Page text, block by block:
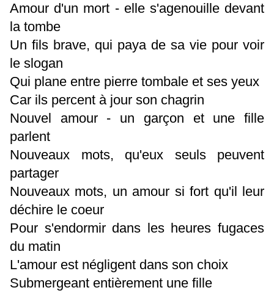
Amour d'un mort - elle s'agenouille devant
la tombe
Un fils brave, qui paya de sa vie pour voir
le slogan
Qui plane entre pierre tombale et ses yeux
Car ils percent à jour son chagrin
Nouvel amour - un garçon et une fille
parlent
Nouveaux mots, qu'eux seuls peuvent
partager
Nouveaux mots, un amour si fort qu'il leur
déchire le coeur
Pour s'endormir dans les heures fugaces
du matin
L'amour est négligent dans son choix
Submergeant entièrement une fille